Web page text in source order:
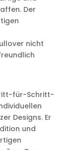
Der
nicht
für-Schritt-
Designs. Er
und